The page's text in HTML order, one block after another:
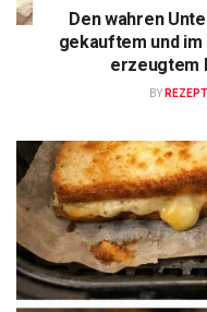
Den wahren
gekauftem und
erzeugtem
BY